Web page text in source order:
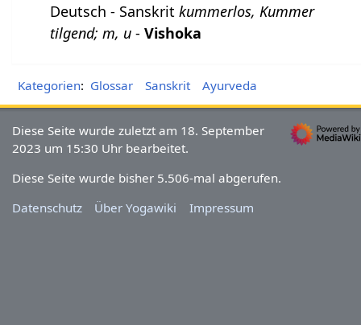
Deutsch - Sanskritkummerlos, Kummer
tilgend; m, u -Vishoka
Kategorien: Glossar Sanskrit Ayurveda
Diese Seite wurde zuletzt am 18. September
2023 um 15:30 Uhr bearbeitet.
Diese Seite wurde bisher 5.506-mal abgerufen.
Datenschutz
Über Yogawiki Impressum